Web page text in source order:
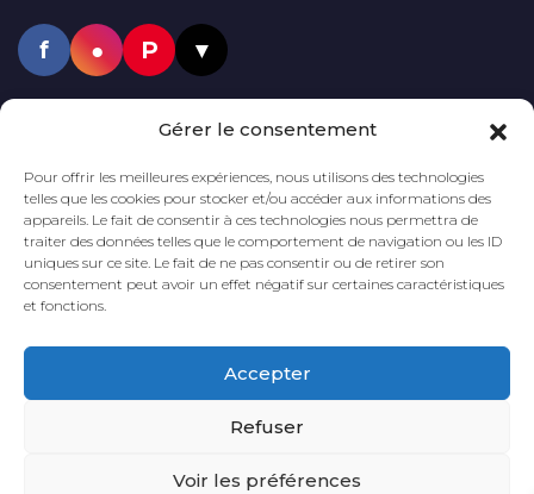
Gérer le consentement
Pour offrir les meilleures expériences, nous utilisons des technologies
telles que les cookies pour stocker et/ou accéder aux informations des
appareils. Le fait de consentir à ces technologies nous permettra de
traiter des données telles que le comportement de navigation ou les ID
uniques sur ce site. Le fait de ne pas consentir ou de retirer son
consentement peut avoir un effet négatif sur certaines caractéristiques
et fonctions.
Accepter
Refuser
Voir les préférences
f ● P ▼
LIVRAISON GRATUITE
DÈS 60€
D'ACHAT*
*En France métropolitaine